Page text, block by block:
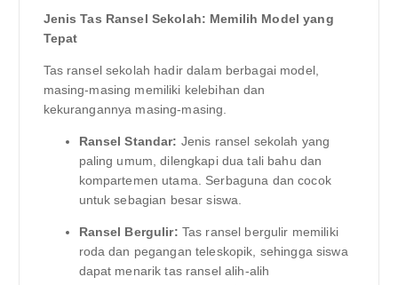
Jenis Tas Ransel Sekolah: Memilih Model yang
Tepat
Tas ransel sekolah hadir dalam berbagai model,
masing-masing memiliki kelebihan dan
kekurangannya masing-masing.
Ransel Standar: Jenis ransel sekolah yang
paling umum, dilengkapi dua tali bahu dan
kompartemen utama. Serbaguna dan cocok
untuk sebagian besar siswa.
Ransel Bergulir: Tas ransel bergulir memiliki
roda dan pegangan teleskopik, sehingga siswa
dapat menarik tas ransel alih-alih